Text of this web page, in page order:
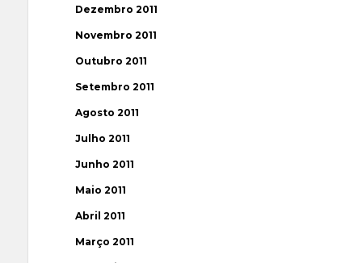
Dezembro 2011
Novembro 2011
Outubro 2011
Setembro 2011
Agosto 2011
Julho 2011
Junho 2011
Maio 2011
Abril 2011
Março 2011